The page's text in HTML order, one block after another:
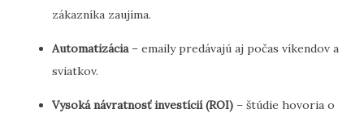
zákazníka zaujíma.
Automatizácia– emaily predávajú aj počas víkendov a
sviatkov.
Vysoká návratnosť investícií (ROI) – štúdie hovoria o